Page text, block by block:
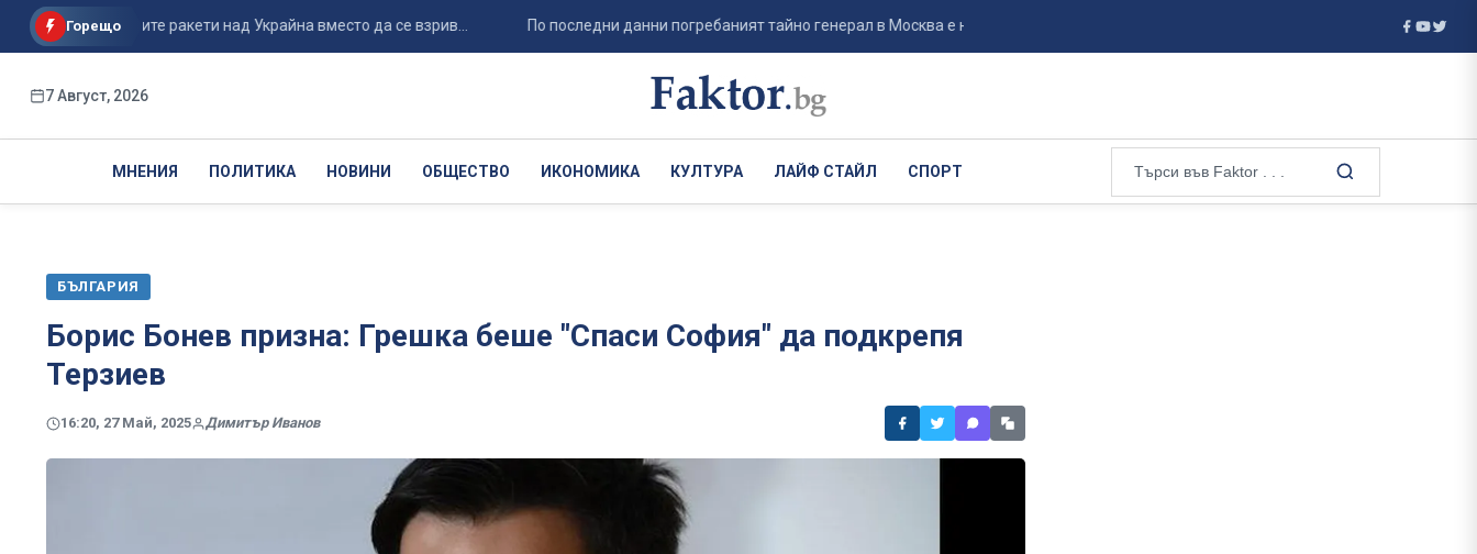
Горещо
на руските ракети над Украйна вместо да се взрив... По последни данни погребаният тайно генерал в Москва е не Ерусалимов, а Валерий ... Ванс е фаворитът на Тръмп за кандидат
7 Август, 2026
МНЕНИЯ ПОЛИТИКА НОВИНИ ОБЩЕСТВО ИКОНОМИКА КУЛТУРА ЛАЙФ СТАЙЛ СПОРТ
БЪЛГАРИЯ
Борис Бонев призна: Грешка беше "Спаси София" да подкрепя
Терзиев
16:20, 27 Май, 2025 Димитър Иванов